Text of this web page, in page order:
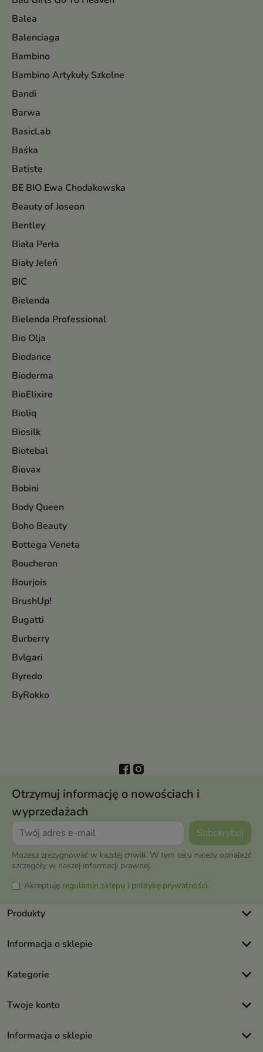
Balea
Balenciaga
Bambino
Bambino Artykuły Szkolne
Bandi
Barwa
BasicLab
Baśka
Batiste
BE BIO Ewa Chodakowska
Beauty of Joseon
Bentley
Biała Perła
Biały Jeleń
BIC
Bielenda
Bielenda Professional
Bio Olja
Biodance
Bioderma
BioElixire
Bioliq
Biosilk
Biotebal
Biovax
Bobini
Body Queen
Boho Beauty
Bottega Veneta
Boucheron
Bourjois
BrushUp!
Bugatti
Burberry
Bvlgari
Byredo
ByRokko
Otrzymuj informację o nowościach i
wyprzedażach
Możesz zrezygnować w każdej chwili. W tym celu należy odnaleźć
szczegóły w naszej informacji prawnej.
Akceptuję regulamin sklepu i politykę prywatności.
Produkty keyboard_arrow_down
Informacja o sklepie keyboard_arrow_down
Kategorie keyboard_arrow_down
Twoje konto keyboard_arrow_down
Informacja o sklepie keyboard_arrow_down